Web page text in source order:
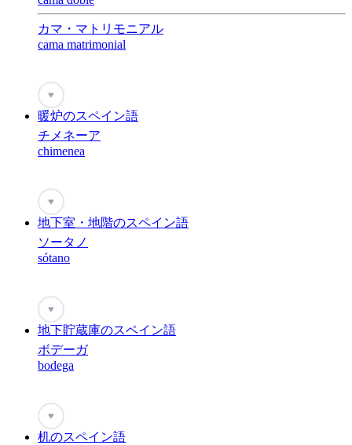
カマ・マトリモニアル
cama matrimonial
♥
暖炉のスペイン語
チメネーア
chimenea
♥
地下室・地階のスペイン語
ソータノ
sótano
♥
地下貯蔵庫のスペイン語
ボデーガ
bodega
♥
机のスペイン語